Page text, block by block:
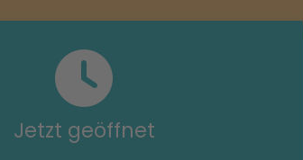
Jetzt geöffnet